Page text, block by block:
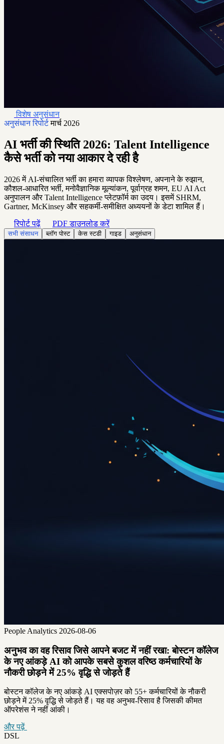
विशेष अनुसंधान
अनुसंधान रिपोर्टमार्च 2026
AI भर्ती की स्थिति 2026: Talent Intelligence
कैसे भर्ती को नया आकार दे रही है
2026 में AI-संचालित भर्ती का हमारा व्यापक विश्लेषण, अपनाने के रुझान,
कौशल-आधारित भर्ती, मनोवैज्ञानिक मूल्यांकन, पूर्वाग्रह शमन, EU AI Act
अनुपालन और Talent Intelligence प्लेटफ़ॉर्म का उदय। इसमें SHRM,
Gartner, McKinsey और सहकर्मी-समीक्षित अध्ययनों के डेटा शामिल हैं।
रिपोर्ट पढ़ें
PDF डाउनलोड करें
सभी संसाधन ब्लॉग पोस्ट केस स्टडी गाइड अनुसंधान
People Analytics 2026-08-06
अनुभव का वह रिसाव जिसे आपने बजट में नहीं रखा: बोस्टन कॉलेज
के नए आंकड़े AI को आपके सबसे कुशल वरिष्ठ कर्मचारियों के
नौकरी छोड़ने में 25% वृद्धि से जोड़ते हैं
बोस्टन कॉलेज के नए आंकड़े AI एक्सपोज़र को 55+ कर्मचारियों के नौकरी
छोड़ने में 25% वृद्धि से जोड़ते हैं। यह वह अनुभव-रिसाव है जिसकी कीमत
ऑपरेशंस ने नहीं आंकी।
और पढ़ें
DSL